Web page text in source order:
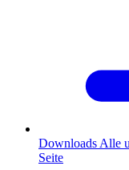
Downloads Alle
Seite